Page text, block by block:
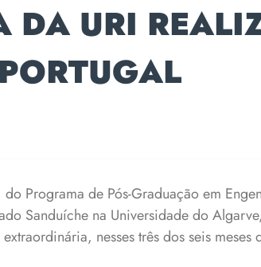
DA URI
Programa de Pós-Graduação em
Sanduíche na Universidade do
nesses três dos seis meses